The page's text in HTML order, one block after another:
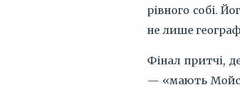
рівного собі.
не лише
Фінал притчі,
— «мають